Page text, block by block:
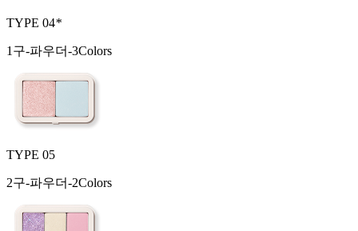
TYPE 04*
1구-파우더-3Colors
TYPE 05
2구-파우더-2Colors